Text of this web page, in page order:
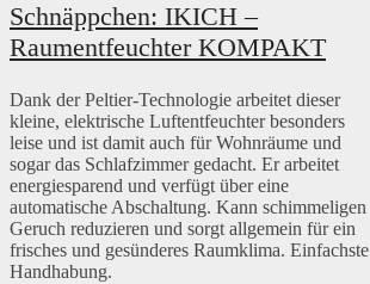
Schnäppchen: IKICH –
Raumentfeuchter KOMPAKT
Dank der Peltier-Technologie arbeitet dieser
kleine, elektrische Luftentfeuchter besonders
leise und ist damit auch für Wohnräume und
sogar das Schlafzimmer gedacht. Er arbeitet
energiesparend und verfügt über eine
automatische Abschaltung. Kann schimmeligen
Geruch reduzieren und sorgt allgemein für ein
frisches und gesünderes Raumklima. Einfachste
Handhabung.